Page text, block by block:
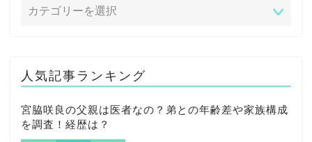
人気記事ランキング
宮脇咲良の父親は医者なの？弟との年齢差や家族構成
を調査！経歴は？